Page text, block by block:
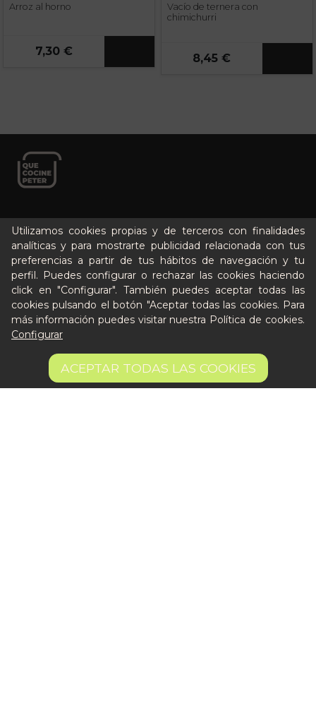
7,60 € AÑADIR A LA CESTA
Arroz al horno
7,30 €
Vacío de ternera con
chimichurri
8,45 €
Utilizamos cookies propias y de terceros con finalidades
analíticas y para mostrarte publicidad relacionada con tus
preferencias a partir de tus hábitos de navegación y tu
perfil. Puedes configurar o rechazar las cookies haciendo
click en "Configurar". También puedes aceptar todas las
cookies pulsando el botón "Aceptar todas las cookies. Para
más información puedes visitar nuestra Política de cookies.
Configurar
ACEPTAR TODAS LAS COOKIES
Nuestros planes
Casos de éxito
Soy un particular
Quién es Peter
Recursos / Blog
Cultura
Llámanos al 644 52 51 02
Escríbenos al Whatsapp